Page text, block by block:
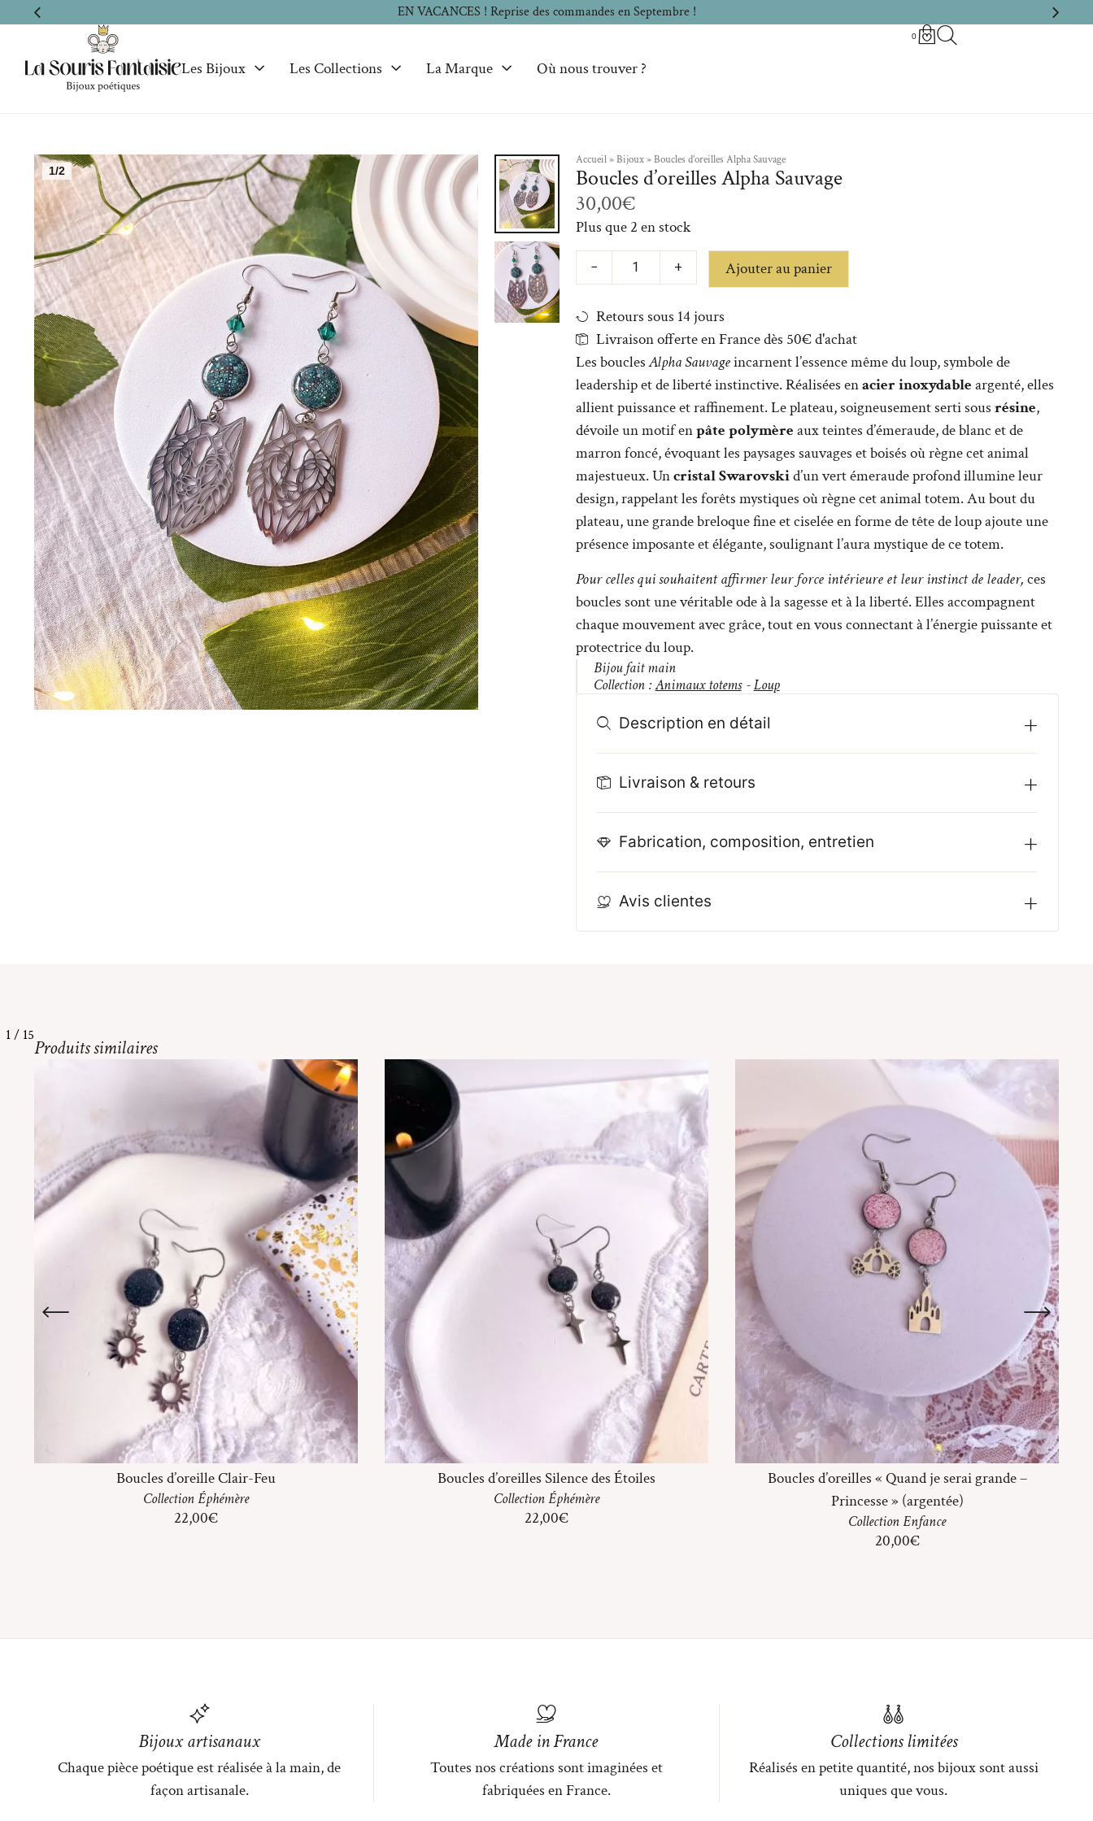
EN VACANCES ! Reprise des commandes en Septembre !
Les Bijoux Les Collections La Marque Où nous trouver ?
0
1/2 2/2
Accueil»Bijoux»Boucles d’oreilles Alpha Sauvage
Boucles d’oreilles Alpha Sauvage
30,00€
Plus que 2 en stock
− + Ajouter au panier
Retours sous 14 jours
Livraison offerte en France dès 50€ d'achat
Les bouclesAlpha Sauvageincarnent l’essence même du loup, symbole de
leadership et de liberté instinctive. Réalisées enacier inoxydable argenté, elles
allient puissance et raffinement. Le plateau, soigneusement serti sous résine,
dévoile un motif enpâte polymère aux teintes d’émeraude, de blanc et de
marron foncé, évoquant les paysages sauvages et boisés où règne cet animal
majestueux. Uncristal Swarovskid’un vert émeraude profond illumine leur
design, rappelant les forêts mystiques où règne cet animal totem. Au bout du
plateau, une grande breloque fine et ciselée en forme de tête de loup ajoute une
présence imposante et élégante, soulignant l’aura mystique de ce totem.
Pour celles qui souhaitent affirmer leur force intérieure et leur instinct de leader, ces
boucles sont une véritable ode à la sagesse et à la liberté. Elles accompagnent
chaque mouvement avec grâce, tout en vous connectant à l’énergie puissante et
protectrice du loup.
Bijou fait main
Collection :Animaux totems -Loup
Description en détail
Livraison & retours
Fabrication, composition, entretien
Avis clientes
Produits similaires
Boucles d’oreille Clair-Feu
CollectionÉphémère
22,00€
Boucles d’oreilles Silence des Étoiles
CollectionÉphémère
22,00€
Boucles d’oreilles « Quand je serai grande –
Princesse » (argentée)
CollectionEnfance
20,00€
1/ 15
Bijoux artisanaux
Chaque pièce poétique est réalisée à la main, de
façon artisanale.
Made in France
Toutes nos créations sont imaginées et
fabriquées en France.
Collections limitées
Réalisés en petite quantité, nos bijoux sont aussi
uniques que vous.